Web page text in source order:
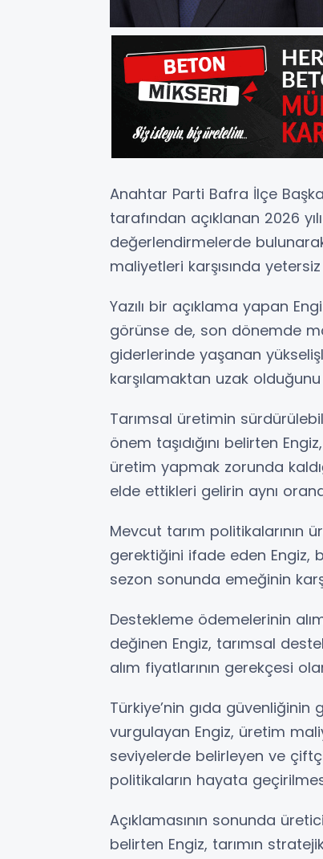
Anahtar Parti Bafra İlçe
tarafından açıklanan 2026
değerlendirmelerde
maliyetleri karşısında
Yazılı bir açıklama yapan
görünse de, son dönemde
giderlerinde yaşanan
karşılamaktan uzak
Tarımsal üretimin
önem taşıdığını belirten
üretim yapmak zorunda
elde ettikleri gelirin aynı
Mevcut tarım politikalarının
gerektiğini ifade eden Engiz,
sezon sonunda emeğinin
Destekleme ödemelerinin
değinen Engiz, tarımsal
alım fiyatlarının gerekçesi
Türkiye’nin gıda
vurgulayan Engiz, üretim
seviyelerde belirleyen ve
politikaların hayata
Açıklamasının sonunda
belirten Engiz, tarımın